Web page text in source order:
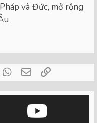
và Đức, mở rộng
TumblrWhatsApp
Email